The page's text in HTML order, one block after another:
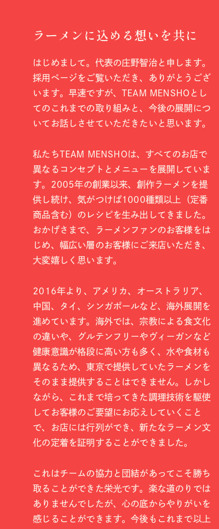
ラーメンに込める想いを共に
はじめまして。代表の庄野智治と申します。
採用ページをご覧いただき、ありがとうござ
います。早速ですが、TEAM MENSHOとし
てのこれまでの取り組みと、今後の展開につ
いてお話しさせていただきたいと思います。
私たちTEAM MENSHOは、すべてのお店で
異なるコンセプトとメニューを展開していま
す。2005年の創業以来、創作ラーメンを提
供し続け、気がつけば1000種類以上（定番
商品含む）のレシピを生み出してきました。
おかげさまで、ラーメンファンのお客様をは
じめ、幅広い層のお客様にご来店いただき、
大変嬉しく思います。
2016年より、アメリカ、オーストラリア、
中国、タイ、シンガポールなど、海外展開を
進めています。海外では、宗教による食文化
の違いや、グルテンフリーやヴィーガンなど
健康意識が格段に高い方も多く、水や食材も
異なるため、東京で提供していたラーメンを
そのまま提供することはできません。しかし
ながら、これまで培ってきた調理技術を駆使
してお客様のご要望にお応えしていくこと
で、お店には行列ができ、新たなラーメン文
化の定着を証明することができました。
これはチームの協力と団結があってこそ勝ち
取ることができた栄光です。楽な道のりでは
ありませんでしたが、心の底からやりがいを
感じることができます。今後もこれまで以上